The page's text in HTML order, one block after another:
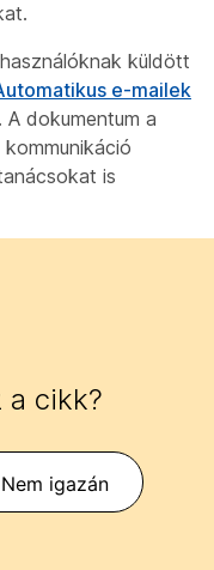
küldött
e-mailek
A dokumentum a
is
a cikk?
Nem igazán